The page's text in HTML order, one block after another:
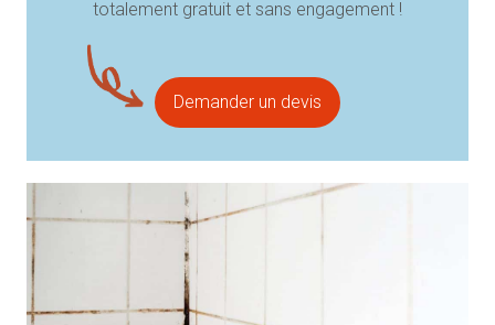
totalement gratuit et sans engagement !
Demander un devis